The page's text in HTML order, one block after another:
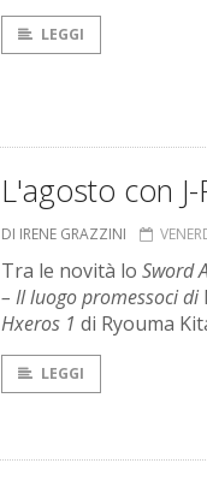
LEGGI
L'agosto con
DI IRENE GRAZZINI
Tra le novità lo Sword
– Il luogo promessoci di
Hxeros 1 di Ryouma
LEGGI